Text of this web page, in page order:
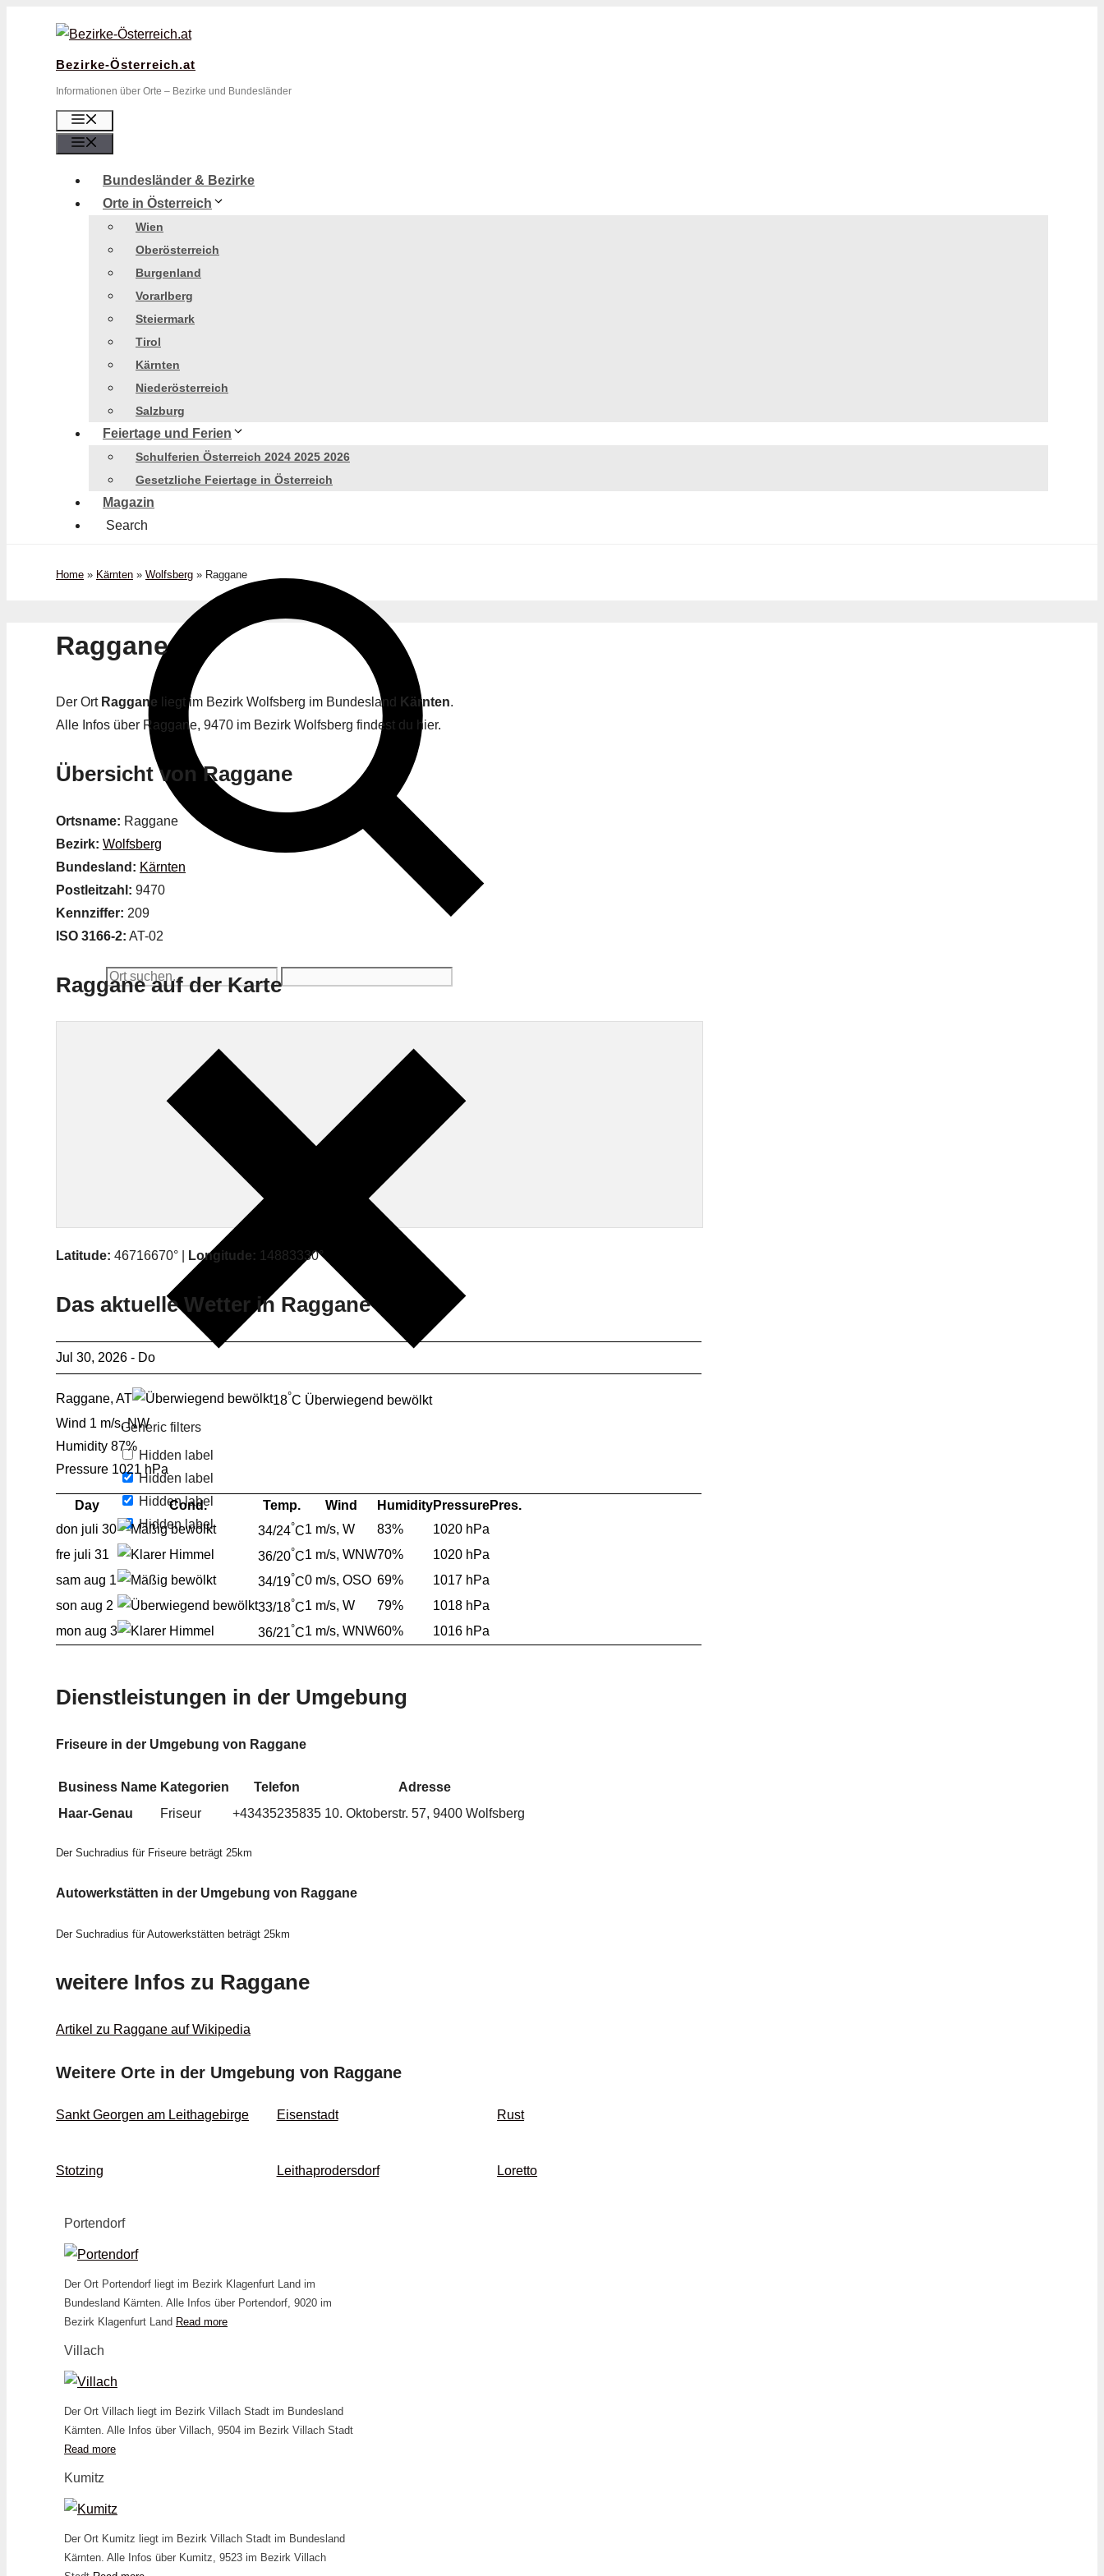
Bezirke-Österreich.at
Informationen über Orte – Bezirke und Bundesländer
Bundesländer & Bezirke
Orte in Österreich
Wien
Oberösterreich
Burgenland
Vorarlberg
Steiermark
Tirol
Kärnten
Niederösterreich
Salzburg
Feiertage und Ferien
Schulferien Österreich 2024 2025 2026
Gesetzliche Feiertage in Österreich
Magazin
Search
Generic filters
Hidden label
Hidden label
Hidden label
Hidden label
Home » Kärnten » Wolfsberg » Raggane
Raggane
Der Ort Raggane liegt im Bezirk Wolfsberg im Bundesland Kärnten.
Alle Infos über Raggane, 9470 im Bezirk Wolfsberg findest du hier.
Übersicht von Raggane
Ortsname: Raggane
Bezirk: Wolfsberg
Bundesland: Kärnten
Postleitzahl: 9470
Kennziffer: 209
ISO 3166-2: AT-02
Raggane auf der Karte
Latitude: 46716670° | Longitude: 14883330°
Das aktuelle Wetter in Raggane
Jul 30, 2026 - Do
Raggane, AT 18°C Überwiegend bewölkt
Wind 1 m/s, NW
Humidity 87%
Pressure 1021 hPa
Day Cond. Temp. Wind HumidityPressurePres.
don juli 30 34/24°C1 m/s, W 83%
1020 hPa
fre juli 31 36/20°C1 m/s, WNW70%
1020 hPa
sam aug 1 34/19°C0 m/s, OSO 69%
1017 hPa
son aug 2 33/18°C1 m/s, W 79%
1018 hPa
mon aug 3 36/21°C1 m/s, WNW60% 1016 hPa
Dienstleistungen in der Umgebung
Friseure in der Umgebung von Raggane
Business Name Kategorien Telefon
Adresse
Haar-Genau
Friseur +43435235835 10. Oktoberstr. 57, 9400 Wolfsberg
Der Suchradius für Friseure beträgt 25km
Autowerkstätten in der Umgebung von Raggane
Der Suchradius für Autowerkstätten beträgt 25km
weitere Infos zu Raggane
Artikel zu Raggane auf Wikipedia
Weitere Orte in der Umgebung von Raggane
Sankt Georgen am Leithagebirge Eisenstadt Rust
Stotzing Leithaprodersdorf Loretto
Portendorf
Der Ort Portendorf liegt im Bezirk Klagenfurt Land im
Bundesland Kärnten. Alle Infos über Portendorf, 9020 im
Bezirk Klagenfurt Land Read more
Villach
Der Ort Villach liegt im Bezirk Villach Stadt im Bundesland
Kärnten. Alle Infos über Villach, 9504 im Bezirk Villach Stadt
Read more
Kumitz
Der Ort Kumitz liegt im Bezirk Villach Stadt im Bundesland
Kärnten. Alle Infos über Kumitz, 9523 im Bezirk Villach